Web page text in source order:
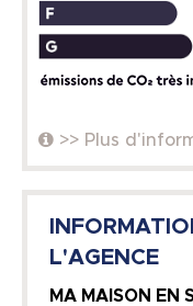
>> Plus
L'AGENCE
MA MAISON EN